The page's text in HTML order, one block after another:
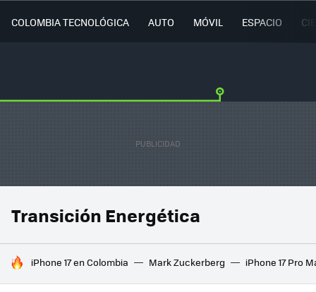
COLOMBIA TECNOLÓGICA AUTO MÓVIL ESPACIO
Transición Energética
HOY SE HABLA DE
iPhone 17 en Colombia Mark Zuckerberg iPhone 17 Pro